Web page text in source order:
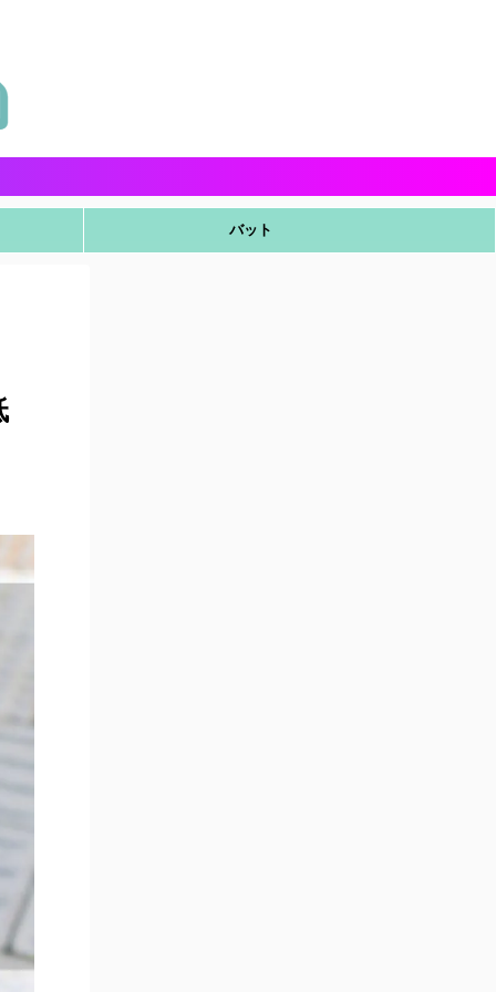
バット